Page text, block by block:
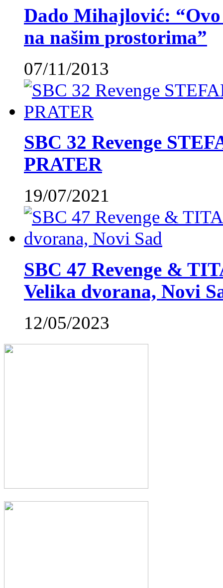
Dado Mihajlović:
na našim prostorima”
07/11/2013
SBC 32 Revenge
PRATER
19/07/2021
SBC 47 Revenge &
Velika dvorana, Novi
12/05/2023